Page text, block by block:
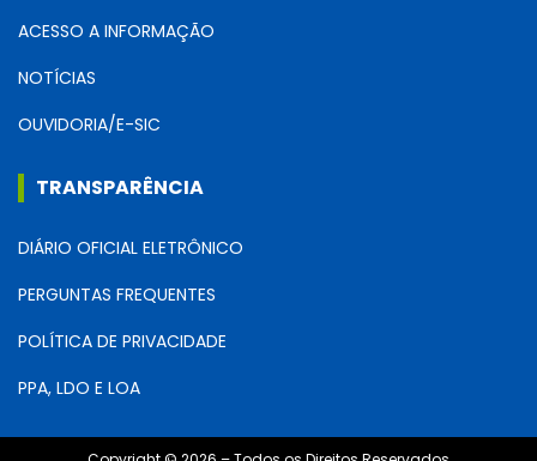
ACESSO A INFORMAÇÃO
NOTÍCIAS
OUVIDORIA/E-SIC
TRANSPARÊNCIA
DIÁRIO OFICIAL ELETRÔNICO
PERGUNTAS FREQUENTES
POLÍTICA DE PRIVACIDADE
PPA, LDO E LOA